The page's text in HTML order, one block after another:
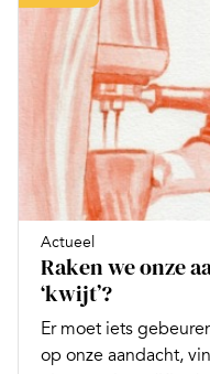
Actueel
Raken we onze
‘kwijt’?
Er moet iets
op onze aandacht,